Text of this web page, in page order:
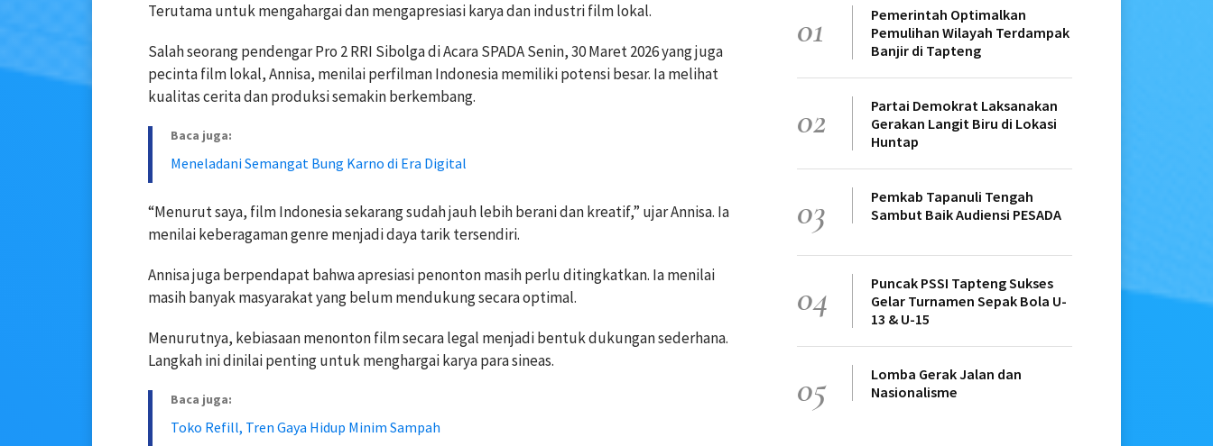
Terutama untuk mengahargai dan mengapresiasi karya dan industri film lokal.
Salah seorang pendengar Pro 2 RRI Sibolga di Acara SPADA Senin, 30 Maret 2026 yang juga
pecinta film lokal, Annisa, menilai perfilman Indonesia memiliki potensi besar. Ia melihat
kualitas cerita dan produksi semakin berkembang.
Baca juga:
Meneladani Semangat Bung Karno di Era Digital
“Menurut saya, film Indonesia sekarang sudah jauh lebih berani dan kreatif,” ujar Annisa. Ia
menilai keberagaman genre menjadi daya tarik tersendiri.
Annisa juga berpendapat bahwa apresiasi penonton masih perlu ditingkatkan. Ia menilai
masih banyak masyarakat yang belum mendukung secara optimal.
Menurutnya, kebiasaan menonton film secara legal menjadi bentuk dukungan sederhana.
Langkah ini dinilai penting untuk menghargai karya para sineas.
Baca juga:
Toko Refill, Tren Gaya Hidup Minim Sampah
01
Pemerintah Optimalkan
Pemulihan Wilayah Terdampak
Banjir di Tapteng
02
Partai Demokrat Laksanakan
Gerakan Langit Biru di Lokasi
Huntap
03
Pemkab Tapanuli Tengah
Sambut Baik Audiensi PESADA
04
Puncak PSSI Tapteng Sukses
Gelar Turnamen Sepak Bola U-
13 & U-15
05
Lomba Gerak Jalan dan
Nasionalisme